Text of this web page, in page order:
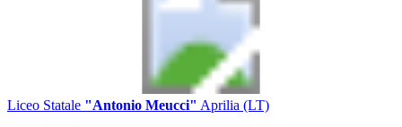
Liceo Statale "Antonio Meucci" Aprilia (LT)